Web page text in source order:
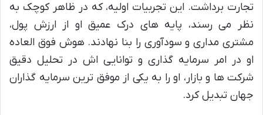
تجارت برداشت. این تجربیات اولیه، که در ظاهر کوچک به
نظر می رسند، پایه های درک عمیق او از ارزش پول،
مشتری مداری و سودآوری را بنا نهادند. هوش فوق العاده
او در امر سرمایه گذاری و توانایی اش در تحلیل دقیق
شرکت ها و بازار، او را به یکی از موفق ترین سرمایه گذاران
جهان تبدیل کرد.